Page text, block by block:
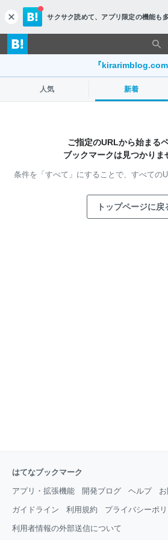
c
l
o
s
サクサク読めて、 アプリ限定の機能も
『kirarimblog.com
人気 新着
ご指定のURLから始まる
ブックマークは見つかりま
条件を「すべて」にすることで、 すべての
トップページに戻
はてなブックマーク
アプリ・拡張機能 開発ブログ ヘルプ
ガイドライン 利用規約 プライバシーポ
利用者情報の外部送信について